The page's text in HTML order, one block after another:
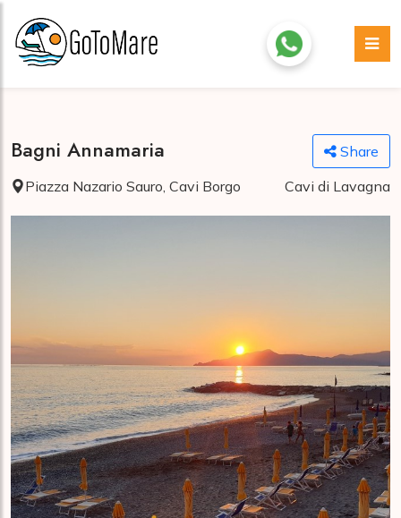
Bagni Annamaria
Share
Piazza Nazario Sauro, Cavi Borgo
Cavi di Lavagna